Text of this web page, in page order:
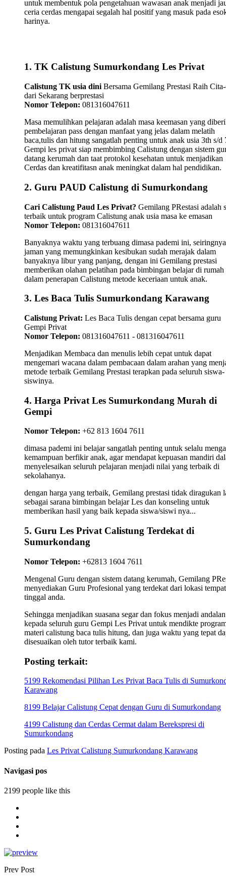
untuk membentuk pola pengetahuan wawasan anak menjadi
ceria cerdas mengapai segalah hal positif yang masuk pada
harinya.
1. TK Calistung Sumurkondang Les Privat
Calistung TK usia dini Bersama Gemilang Prestasi Raih
dari Sekarang berprestasi
Nomor Telepon: 081316047611
Masa memulihkan pelajaran adalah masa keemasan yang
pembelajaran pass dengan manfaat yang jelas dalam melatih
baca,tulis dan hitung sangatlah penting untuk anak usia 3th s/d
Gempi les privat siap membimbing Calistung dengan sistem
datang kerumah dan taat protokol kesehatan untuk menjadikan
Cerdas dan kreatifitasn anak meningkat dalam hal pendidikan.
2. Guru PAUD Calistung di Sumurkondang
Cari Calistung Paud Les Privat? Gemilang PRestasi adalah
terbaik untuk program Calistung anak usia masa ke emasan
Nomor Telepon: 081316047611
Banyaknya waktu yang terbuang dimasa pademi ini, seiringnya
jaman yang memungkinkan kesibukan sudah merajak dalam
banyaknya libur yang panjang, dengan ini Gemilang prestasi
memberikan olahan pelatihan pada bimbingan belajar di rumah
dalam penerapan Calistung metode keceriaan untuk anak.
3. Les Baca Tulis Sumurkondang Karawang
Calistung Privat: Les Baca Tulis dengan cepat bersama guru
Gempi Privat
Nomor Telepon: 081316047611 - 081316047611
Menjadikan Membaca dan menulis lebih cepat untuk dapat
mengemari wacana dalam pembacaan dalam arahan yang
metode terbaik Gemilang Prestasi terapkan pada seluruh siswa-
siswinya.
4. Harga Privat Les Sumurkondang Murah di
Gempi
Nomor Telepon: +62 813 1604 7611
dimasa pademi ini belajar sangatlah penting untuk selalu
kemampuan berfikir anak, agar mendapat kepuasan mandiri
menyelesaikan seluruh pelajaran menjadi nilai yang terbaik di
sekolahanya.
dengan harga yang terbaik, Gemilang prestasi tidak diragukan
sebagai sarana bimbingan belajar Les dan konseling untuk
memberikan hasil yang baik kepada siswa/siswi nya...
5. Guru Les Privat Calistung Terdekat di
Sumurkondang
Nomor Telepon: +62813 1604 7611
Mengenal Guru dengan sistem datang kerumah, Gemilang
menyediakan Guru Profesional yang terdekat dari lokasi tempat
tinggal anda.
Sehingga menjadikan suasana segar dan fokus menjadi andalan
kepada seluruh guru Gempi Les Privat untuk mendikte
materi calistung baca tulis hitung, dan juga waktu yang tepat
disesuaikan oleh tutor terbaik kami.
Posting terkait:
5199 Rekomendasi Pilihan Les Privat Baca Tulis di
Karawang
8199 Belajar Calistung Cepat dengan Guru di Sumurkondang
4199 Calistung dan Cerdas Cermat dalam Berekspresi di
Sumurkondang
Posting pada Les Privat Calistung Sumurkondang Karawang
Navigasi pos
2199 people like this
Prev Post